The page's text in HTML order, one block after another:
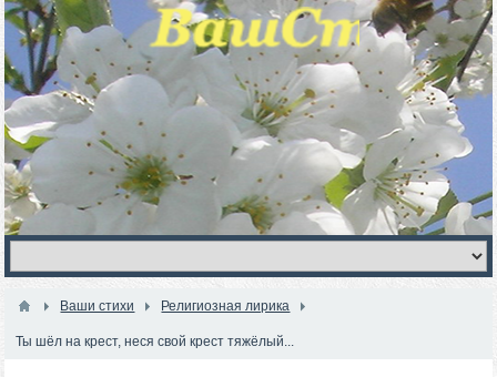
Ваши стихи Религиозная лирика
Ты шёл на крест, неся свой крест тяжёлый...